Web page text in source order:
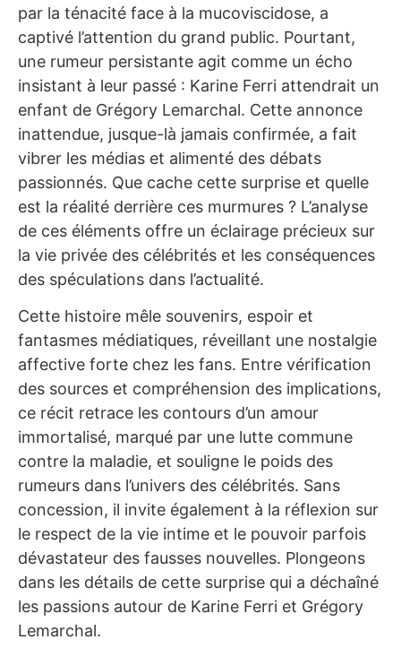
par la ténacité face à la mucoviscidose, a
captivé l’attention du grand public. Pourtant,
une rumeur persistante agit comme un écho
insistant à leur passé : Karine Ferri attendrait un
enfant de Grégory Lemarchal. Cette annonce
inattendue, jusque-là jamais confirmée, a fait
vibrer les médias et alimenté des débats
passionnés. Que cache cette surprise et quelle
est la réalité derrière ces murmures ? L’analyse
de ces éléments offre un éclairage précieux sur
la vie privée des célébrités et les conséquences
des spéculations dans l’actualité.
Cette histoire mêle souvenirs, espoir et
fantasmes médiatiques, réveillant une nostalgie
affective forte chez les fans. Entre vérification
des sources et compréhension des implications,
ce récit retrace les contours d’un amour
immortalisé, marqué par une lutte commune
contre la maladie, et souligne le poids des
rumeurs dans l’univers des célébrités. Sans
concession, il invite également à la réflexion sur
le respect de la vie intime et le pouvoir parfois
dévastateur des fausses nouvelles. Plongeons
dans les détails de cette surprise qui a déchaîné
les passions autour de Karine Ferri et Grégory
Lemarchal.